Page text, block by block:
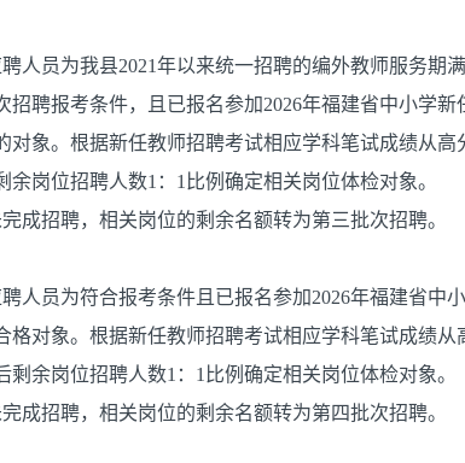
聘人员为我县2021年以来统一招聘的编外教师服务期
招聘报考条件，且已报名参加2026年福建省中小学
对象。根据新任教师招聘考试相应学科笔试成绩从
余岗位招聘人数1：1比例确定相关岗位体检对象。
完成招聘，相关岗位的剩余名额转为第三批次招聘。
聘人员为符合报考条件且已报名参加2026年福建省中
格对象。根据新任教师招聘考试相应学科笔试成绩
剩余岗位招聘人数1：1比例确定相关岗位体检对象。
完成招聘，相关岗位的剩余名额转为第四批次招聘。